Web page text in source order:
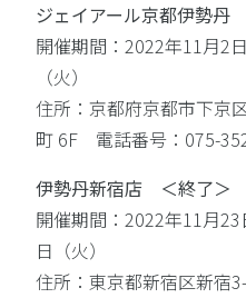
ジェイアール京都伊勢丹
開催期間：2022年11月2
（火）
住所：京都府京都市下京
町 6F 電話番号：075-
伊勢丹新宿店 ＜終了＞
開催期間：2022年11月
日（火）
住所：東京都新宿区新宿